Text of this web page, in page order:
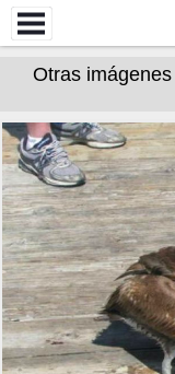
Otras